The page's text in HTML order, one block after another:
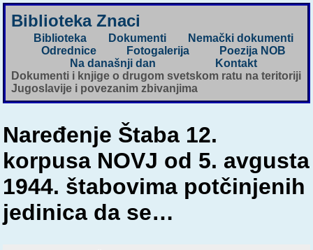
Biblioteka Znaci
Biblioteka Dokumenti
Nemački dokumenti
Odrednice
Fotogalerija
Poezija NOB
Na današnji dan
Kontakt
Dokumenti i knjige o drugom svetskom ratu na teritoriji
Jugoslavije i povezanim zbivanjima
Naređenje Štaba 12.
korpusa NOVJ od 5. avgusta
1944. štabovima potčinjenih
jedinica da se…